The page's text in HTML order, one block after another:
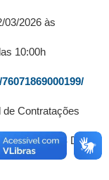
03/2026 às
10:00h
de Contratações
E MEDIDAS DO